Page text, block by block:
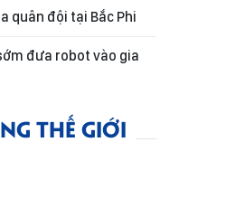
quân đội tại Bắc Phi
đưa robot vào gia
THẾ GIỚI